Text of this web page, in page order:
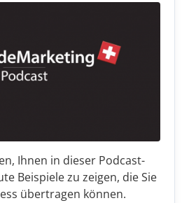
Ihnen in dieser Podcast-
Beispiele zu zeigen, die Sie
übertragen können.